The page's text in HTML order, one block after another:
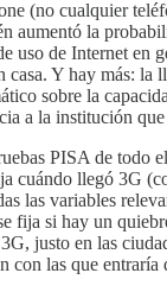
(no cualquier
aumentó la
uso de Internet en
casa. Y hay más: la
sobre la
a la institución
PISA de todo
cuándo llegó 3G
las variables
fija si hay un
justo en las
con las que entraría